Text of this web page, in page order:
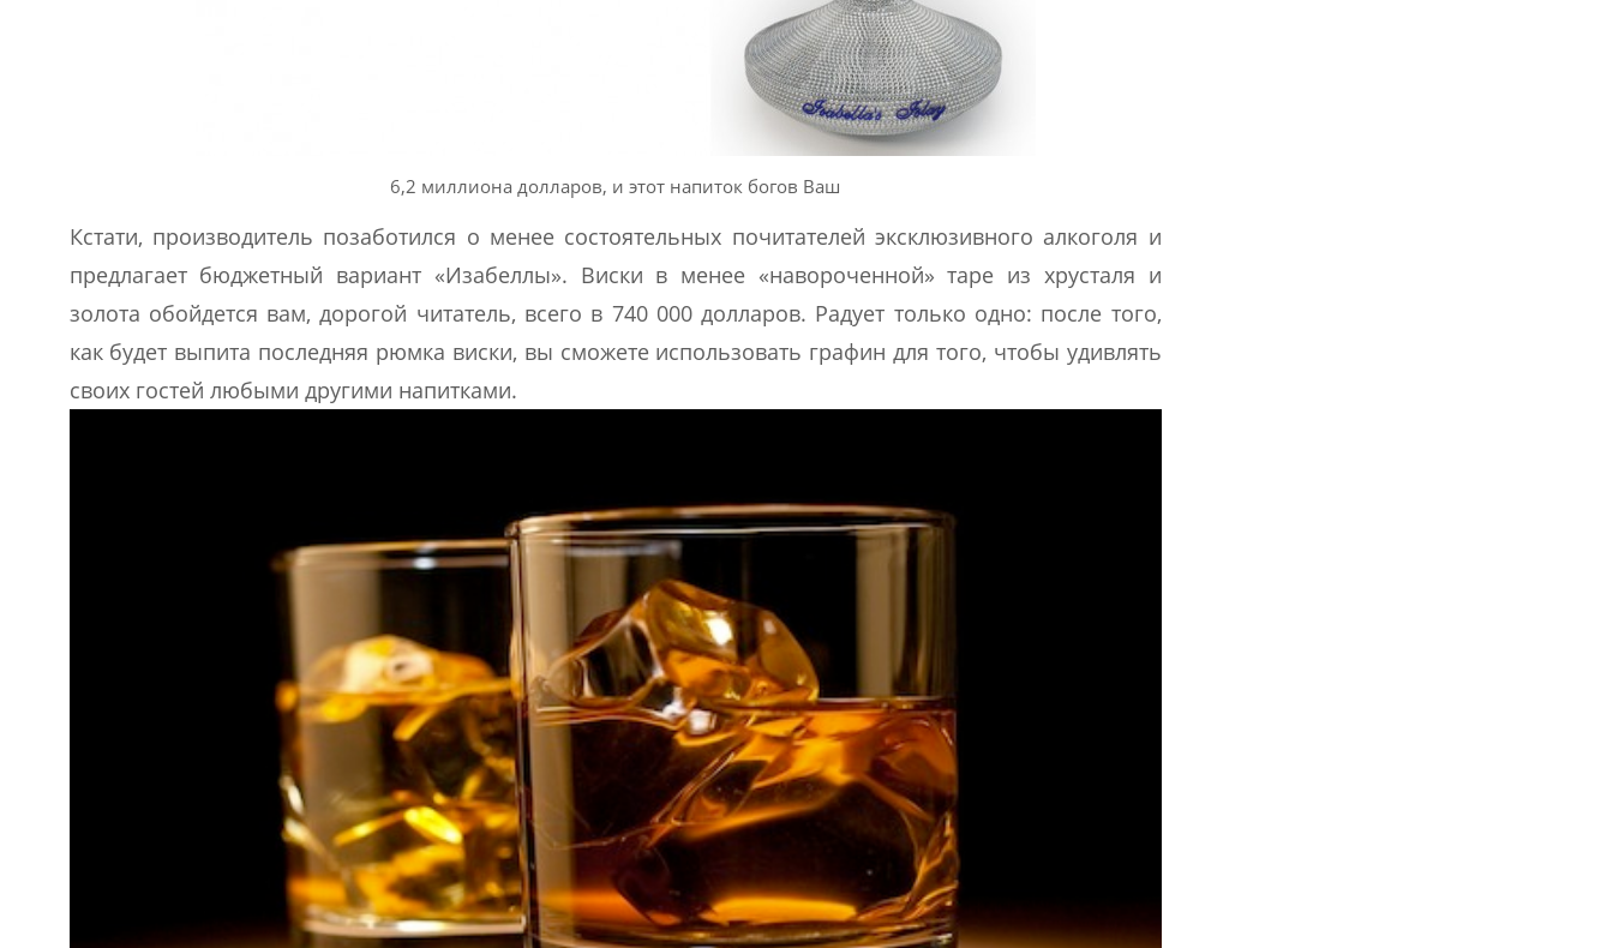
6,2 миллиона долларов, и этот напиток богов Ваш
Кстати, производитель позаботился о менее состоятельных почитателей эксклюзивного алкоголя и
предлагает бюджетный вариант «Изабеллы». Виски в менее «навороченной» таре из хрусталя и
золота обойдется вам, дорогой читатель, всего в 740 000 долларов. Радует только одно: после того,
как будет выпита последняя рюмка виски, вы сможете использовать графин для того, чтобы удивлять
своих гостей любыми другими напитками.